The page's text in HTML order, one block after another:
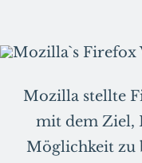
Mozilla stellte
mit dem Ziel,
Möglichkeit zu